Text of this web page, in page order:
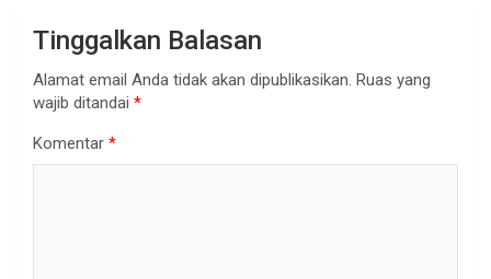
Tinggalkan Balasan
Alamat email Anda tidak akan dipublikasikan. Ruas yang
wajib ditandai *
Komentar *